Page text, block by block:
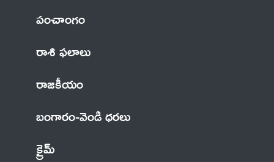
పంచాంగం
రాశి ఫలాలు
రాజకీయం
బంగారం-వెండి ధరలు
క్రైమ్